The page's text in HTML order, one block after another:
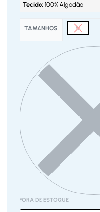
Tecido: 100% Algodão
TAMANHOS M
FORA DE ESTOQUE